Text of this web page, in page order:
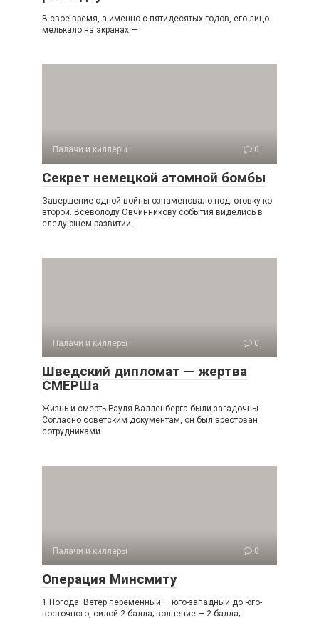
В свое время, а именно с пятидесятых годов, его лицо
мелькало на экранах —
Палачи и киллеры 0
Секрет немецкой атомной бомбы
Завершение одной войны ознаменовало подготовку ко
второй. Всеволоду Овчинникову события виделись в
следующем развитии.
Палачи и киллеры 0
Шведский дипломат — жертва
СМЕРШа
Жизнь и смерть Рауля Валленберга были загадочны.
Согласно советским документам, он был арестован
сотрудниками
Палачи и киллеры 0
Операция Минсмиту
1.Погода. Ветер переменный — юго-западный до юго-
восточного, силой 2 балла; волнение — 2 балла;